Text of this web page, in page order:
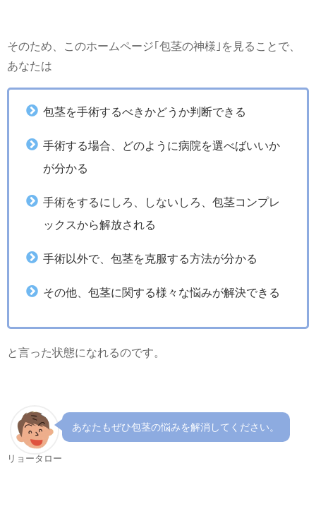
そのため、このホームページ｢包茎の神様｣を見ることで、
あなたは
包茎を手術するべきかどうか判断できる
手術する場合、どのように病院を選べばいいか
が分かる
手術をするにしろ、しないしろ、包茎コンプレ
ックスから解放される
手術以外で、包茎を克服する方法が分かる
その他、包茎に関する様々な悩みが解決できる
と言った状態になれるのです。
リョータロー
あなたもぜひ包茎の悩みを解消してください。